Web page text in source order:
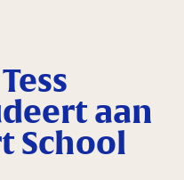
aan
School